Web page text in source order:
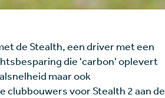
de Stealth, een driver met een
die 'carbon' oplevert
maar ook
clubbouwers voor Stealth 2 aan de